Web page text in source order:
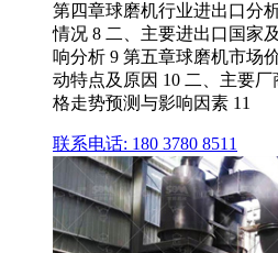
第四章球磨机行业进出口分
情况 8 二、主要进出口国家
响分析 9 第五章球磨机市场
动特点及原因 10 二、主要
格走势预测与影响因素 11
联系电话: 180 3780 8511